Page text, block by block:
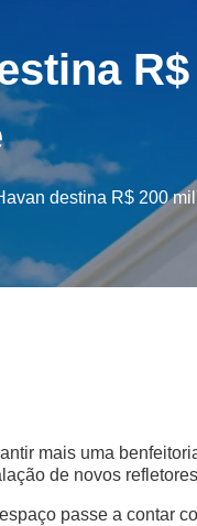
destina R$ 200
mais uma
de novos
passe a contar